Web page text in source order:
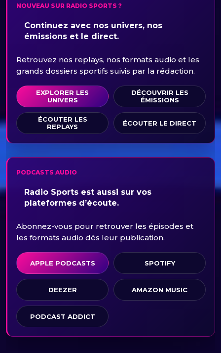
NOUVEAU SUR RADIO SPORTS ?
Continuez avec nos univers, nos
émissions et le direct.
Retrouvez nos replays, nos formats audio et les
grands dossiers sportifs suivis par la rédaction.
EXPLORER LES
UNIVERS
DÉCOUVRIR LES
ÉMISSIONS
ÉCOUTER LES
REPLAYS
ÉCOUTER LE DIRECT
PODCASTS AUDIO
Radio Sports est aussi sur vos
plateformes d’écoute.
Abonnez-vous pour retrouver les épisodes et
les formats audio dès leur publication.
APPLE PODCASTS SPOTIFY
DEEZER AMAZON MUSIC
PODCAST ADDICT